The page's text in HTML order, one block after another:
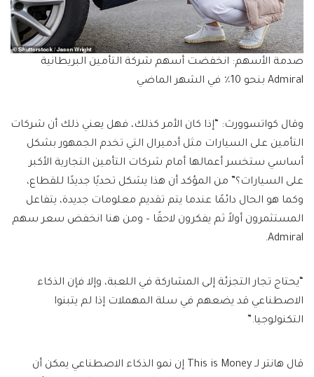
صدمة الأسهم: انخفضت أسهم شركة التأمين البريطانية
Admiral بنحو 10٪ في الشهر الماضي
وقال كواتسوورث: “إذا كان الأمر كذلك، فهل يعني ذلك أن شركات
التأمين على السيارات مثل أدميرال التي تخدم الجمهور بشكل
أساسي ستخسر أعمالها أمام شركات التأمين التجارية الأكبر
على السيارات؟” من المؤكد أن هذا يشكل تحديًا جديدًا للقطاع،
وكما هو الحال دائمًا عندما يتم تقديم معلومات جديدة، يتفاعل
المستثمرون أولاً ثم يفكرون لاحقًا – ومن هنا انخفض سعر سهم
Admiral.
“يحتاج تجار التجزئة إلى المشاركة في اللعبة، وإلا فإن الذكاء
الاصطناعي قد يضعهم في سلة المهملات إذا لم يتبنوا
التكنولوجيا.”
قال هانتر لـ This is Money إن نمو الذكاء الاصطناعي يمكن أن